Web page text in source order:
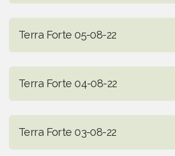
Terra Forte 05-08-22
Terra Forte 04-08-22
Terra Forte 03-08-22